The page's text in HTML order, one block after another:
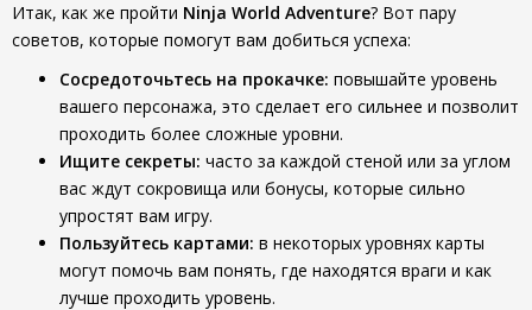
Итак, как же пройти Ninja World Adventure? Вот пару
советов, которые помогут вам добиться успеха:
Сосредоточьтесь на прокачке: повышайте уровень
вашего персонажа, это сделает его сильнее и позволит
проходить более сложные уровни.
Ищите секреты: часто за каждой стеной или за углом
вас ждут сокровища или бонусы, которые сильно
упростят вам игру.
Пользуйтесь картами: в некоторых уровнях карты
могут помочь вам понять, где находятся враги и как
лучше проходить уровень.